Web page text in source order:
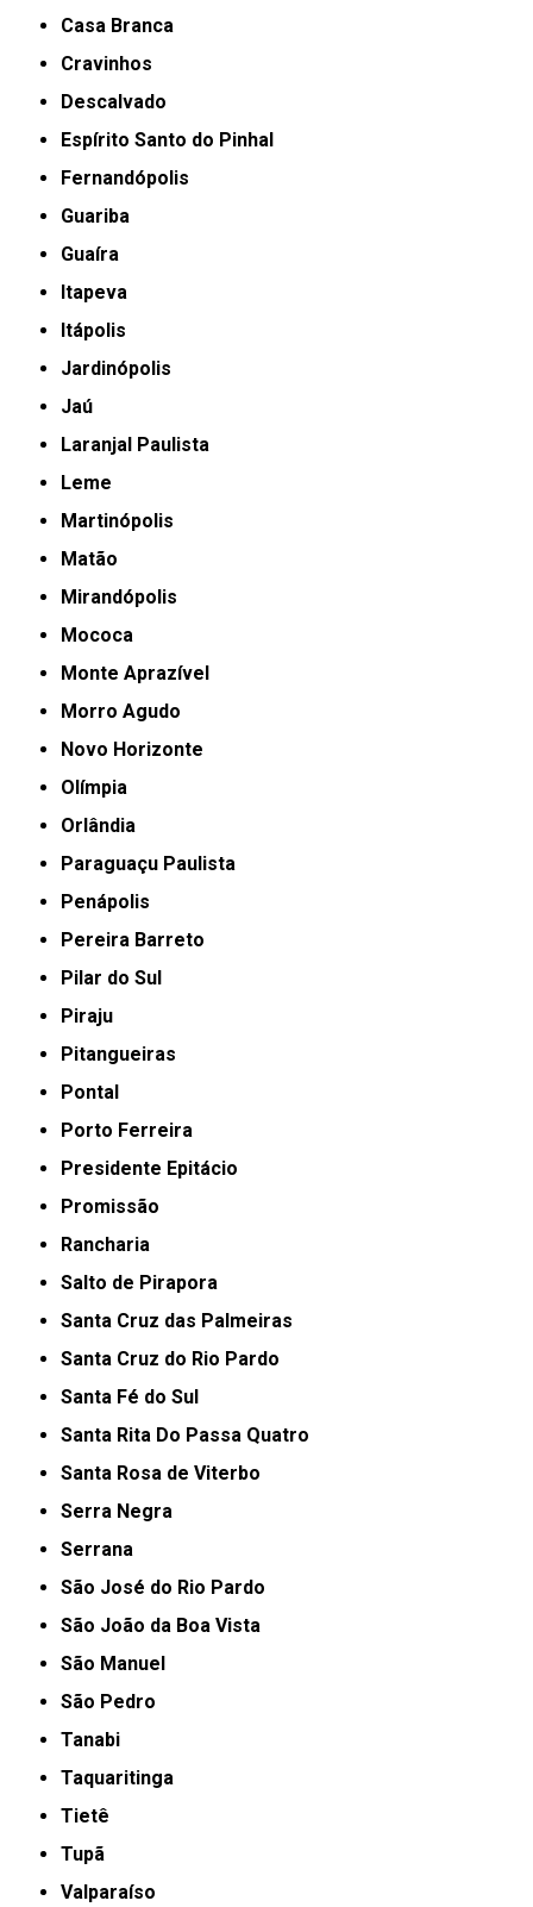
Casa Branca
Cravinhos
Descalvado
Espírito Santo do Pinhal
Fernandópolis
Guariba
Guaíra
Itapeva
Itápolis
Jardinópolis
Jaú
Laranjal Paulista
Leme
Martinópolis
Matão
Mirandópolis
Mococa
Monte Aprazível
Morro Agudo
Novo Horizonte
Olímpia
Orlândia
Paraguaçu Paulista
Penápolis
Pereira Barreto
Pilar do Sul
Piraju
Pitangueiras
Pontal
Porto Ferreira
Presidente Epitácio
Promissão
Rancharia
Salto de Pirapora
Santa Cruz das Palmeiras
Santa Cruz do Rio Pardo
Santa Fé do Sul
Santa Rita Do Passa Quatro
Santa Rosa de Viterbo
Serra Negra
Serrana
São José do Rio Pardo
São João da Boa Vista
São Manuel
São Pedro
Tanabi
Taquaritinga
Tietê
Tupã
Valparaíso